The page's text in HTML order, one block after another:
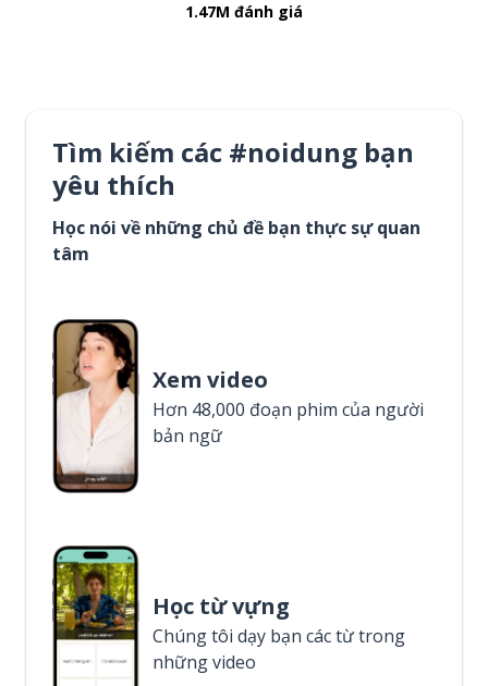
1.47M đánh giá
Tìm kiếm các #noidung bạn
yêu thích
Học nói về những chủ đề bạn thực sự quan
tâm
Xem video
Hơn 48,000 đoạn phim của người
bản ngữ
Học từ vựng
Chúng tôi dạy bạn các từ trong
những video